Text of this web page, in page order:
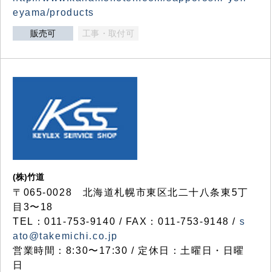
eyama/products
販売可 工事・取付可
(株)竹道
〒065-0028 北海道札幌市東区北二十八条東5丁
目3〜18
TEL：011-753-9140 / FAX：011-753-9148 / s
ato@takemichi.co.jp
営業時間：8:30〜17:30 / 定休日：土曜日・日曜
日